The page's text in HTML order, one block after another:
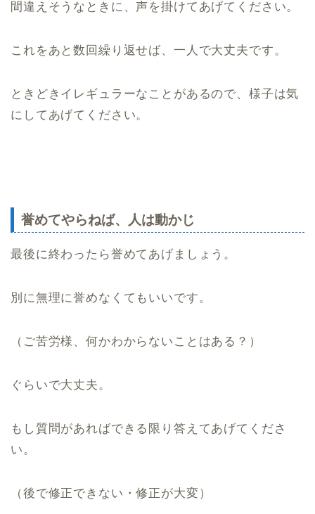
間違えそうなときに、声を掛けてあげてください。
これをあと数回繰り返せば、一人で大丈夫です。
ときどきイレギュラーなことがあるので、様子は気
にしてあげてください。
誉めてやらねば、人は動かじ
最後に終わったら誉めてあげましょう。
別に無理に誉めなくてもいいです。
（ご苦労様、何かわからないことはある？）
ぐらいで大丈夫。
もし質問があればできる限り答えてあげてくださ
い。
（後で修正できない・修正が大変）